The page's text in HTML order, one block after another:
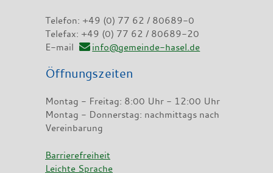
Telefon: +49 (0) 77 62 / 80689-0
Telefax: +49 (0) 77 62 / 80689-20
E-mail
info@gemeinde-hasel.de
Öffnungszeiten
Montag - Freitag: 8:00 Uhr - 12:00 Uhr
Montag - Donnerstag: nachmittags nach
Vereinbarung
Barrierefreiheit
Leichte Sprache